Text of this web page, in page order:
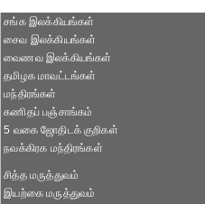
சங்க இலக்கியங்கள்
சைவ இலக்கியங்கள்
வைணவ இலக்கியங்கள்
தமிழக மாவட்டங்கள்
மந்திரங்கள்
கணிதப் பஞ்சாங்கம்
5 வகை ஜோதிடக் குறிகள்
நவக்கிரக மந்திரங்கள்
சித்த மருத்துவம்
இயற்கை மருத்துவம்